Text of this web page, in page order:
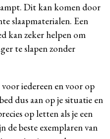
Dit kan komen door
slaapmaterialen. Een
kan zeker helpen om
te slapen zonder
iedereen en voor op
dus aan op je situatie en
op letten als je een
de beste exemplaren van